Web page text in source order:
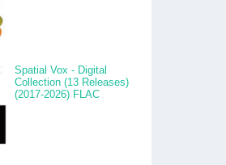
Spatial Vox - Digital
Collection (13 Releases)
(2017-2026) FLAC